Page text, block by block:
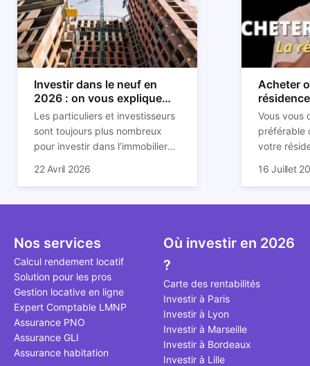
Investir dans le neuf en
2026 : on vous explique
tout !
Les particuliers et investisseurs
sont toujours plus nombreux
pour investir dans l’immobilier
nombreux avantages à choisir
expliquons tout dans cet article.
22 Avril 2026
Acheter
règle
Vous vous
préférable
votre
finance
simple, la
seulement
éviter des
secret
l'argent
principale
avenir".
études et
16 Juillet
Nos services
Calcul rendement locatif
Solution pour les pros
Gestion locative en ligne
Expert Comptable LMNP
Assurance PNO
Assurance GLI
Assurance habitation
Où investir en 2026
?
Carte des rentabilités
Investir à Paris
Investir à Lyon
Investir à Marseille
Investir à Bordeaux
Investir à Lille